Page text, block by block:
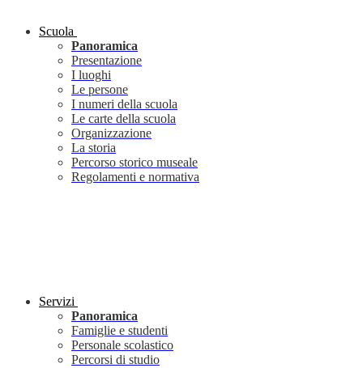
Scuola
Panoramica
Presentazione
I luoghi
Le persone
I numeri della scuola
Le carte della scuola
Organizzazione
La storia
Percorso storico museale
Regolamenti e normativa
Servizi
Panoramica
Famiglie e studenti
Personale scolastico
Percorsi di studio